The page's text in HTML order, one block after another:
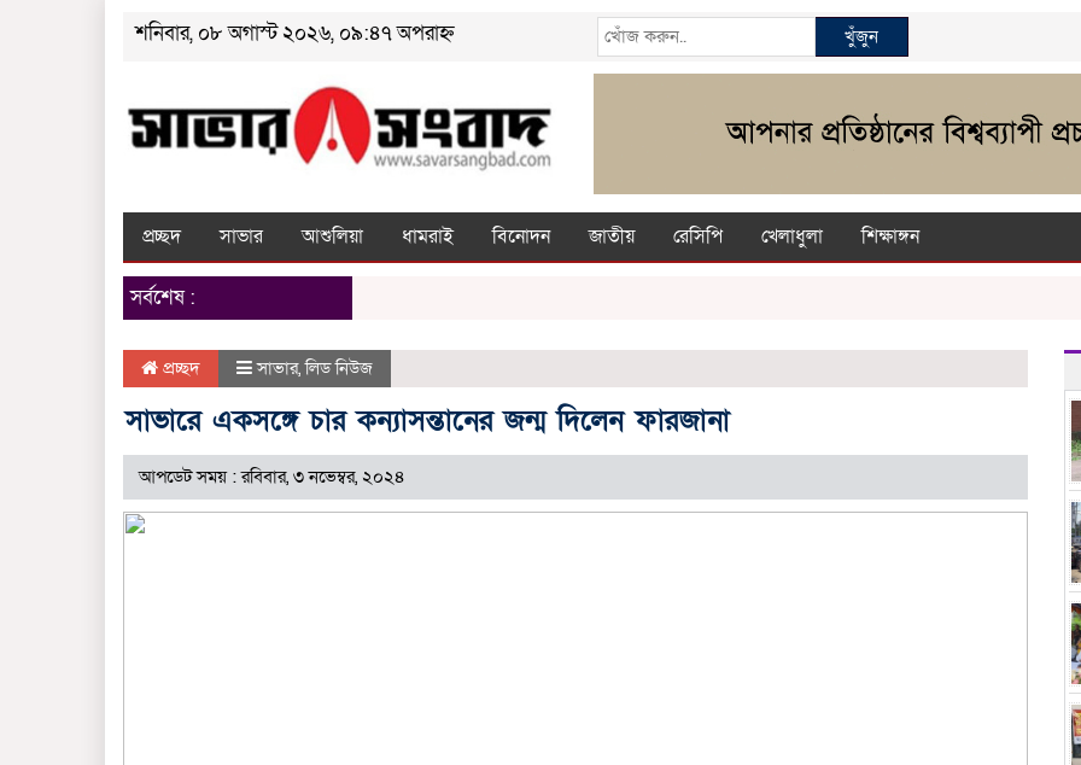
শনিবার, ০৮ অগাস্ট ২০২৬, ০৯:৪৭ অপরাহ্ন খুঁজুন
প্রচ্ছদ সাভার আশুলিয়া ধামরাই বিনোদন জাতীয় রেসিপি খেলাধুলা শিক্ষাঙ্গন
সর্বশেষ :
প্রচ্ছদ সাভার,লিড নিউজ
সাভারে একসঙ্গে চার কন্যাসন্তানের জন্ম দিলেন ফারজানা
আপডেট সময় : রবিবার, ৩ নভেম্বর, ২০২৪